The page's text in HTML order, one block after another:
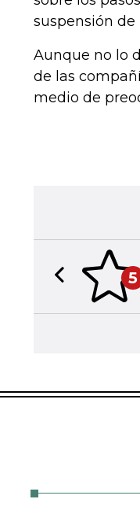
suspensión
Aunque no lo
de las
medio de
5
Previous slide